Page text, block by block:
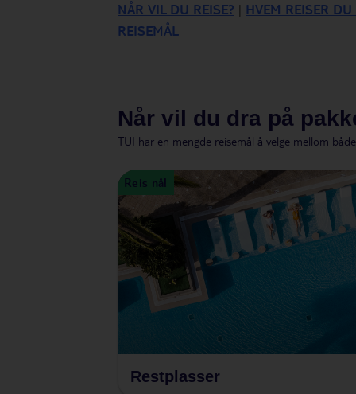
NÅR VIL DU REISE? | HVEM REISER DU
REISEMÅL
Når vil du dra på
TUI har en mengde reisemål å velge mellom
Reis nå!
Restplasser